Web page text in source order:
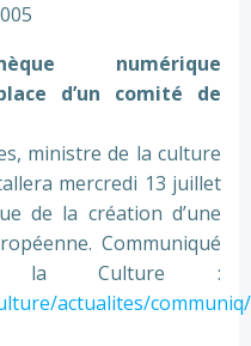
numérique
d’un comité de
ministre de la culture
mercredi 13 juillet
de la création d’une
Communiqué
la Culture :
actualites/